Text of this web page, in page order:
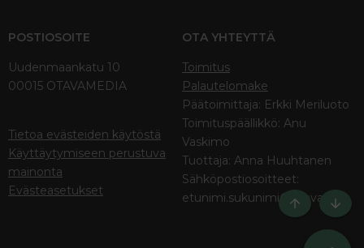
POSTIOSOITE
Uudenmaankatu 10
00015 OTAVAMEDIA
Tietoa evästeiden käytöstä
Käyttäytymiseen perustuva
mainonta
Evästeasetukset
OTA YHTEYTTÄ
Toimitus
Palautelomake
Päätoimittaja: Erkki Meriluoto
Toimituspäällikkö: Anu
Vaskimo
Tuottaja: Anna Huuhtanen
Sähköpostiosoitteet:
etunimi.sukunimi@otava.fi
Ylös